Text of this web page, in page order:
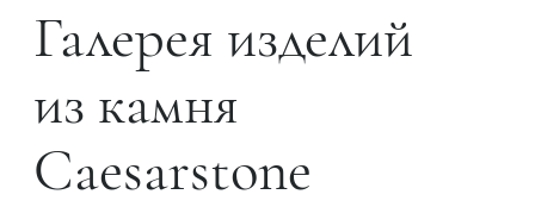
Галерея изделий
из камня
Caesarstone